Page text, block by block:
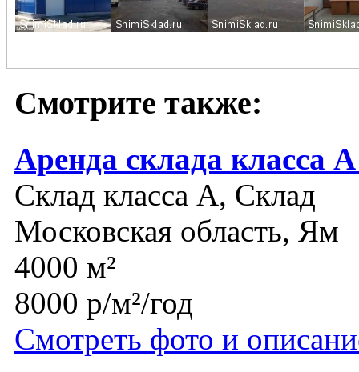
Смотрите также:
Аренда склада класса
Склад класса A, Склад
Московская область, Ям
4000 м²
8000 р/м²/год
Смотреть фото и